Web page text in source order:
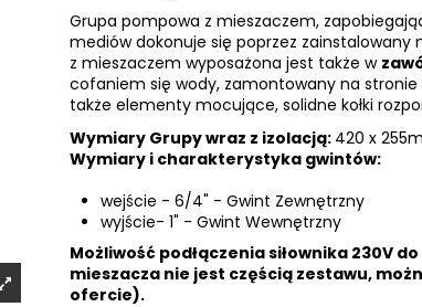
Grupa pompowa z mieszaczem,
mediów dokonuje się poprzez zainstalowany
z mieszaczem wyposażona jest także w
cofaniem się wody, zamontowany na
także elementy mocujące, solidne kołki
Wymiary Grupy wraz z izolacją: 420 x
Wymiary i charakterystyka gwintów:
wejście - 6/4" - Gwint Zewnętrzny
wyjście- 1" - Gwint Wewnętrzny
Możliwość podłączenia siłownika 230V
mieszacza nie jest częścią zestawu,
ofercie).